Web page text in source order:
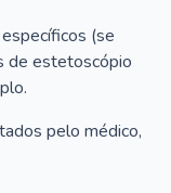
(se
de estetoscópio
pelo médico,